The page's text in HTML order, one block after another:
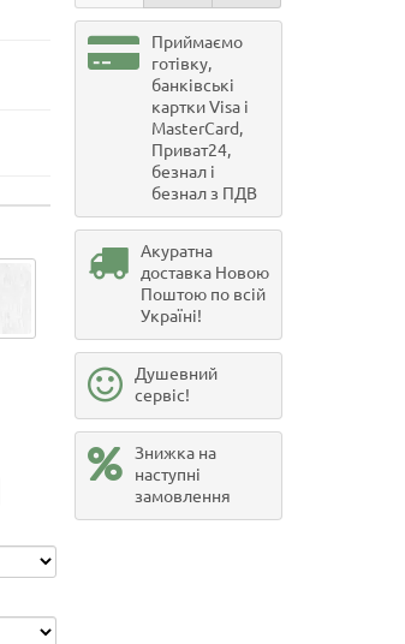
Приймаємо
готівку,
банківські
картки Visa і
MasterCard,
Приват24,
безнал і
безнал з ПДВ
Акуратна
доставка Новою
Поштою по всій
Україні!
Душевний
сервіс!
Знижка на
наступні
замовлення